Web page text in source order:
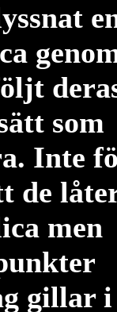
som
Inte
de
men
gillar i